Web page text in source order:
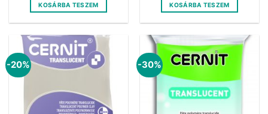
KOSÁRBA TESZEM KOSÁRBA TESZEM
-20% -30%